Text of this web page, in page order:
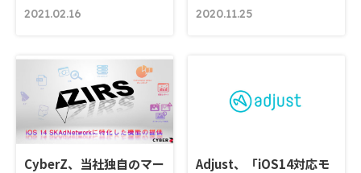
2021.02.16 2020.11.25
CyberZ、当社独自のマー
Adjust、「iOS14対応モ